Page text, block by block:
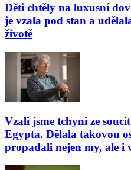
Děti chtěly na luxusní
je vzala pod stan a
životě
Vzali jsme tchyni ze
Egypta. Dělala takovou
propadali nejen my, ale i